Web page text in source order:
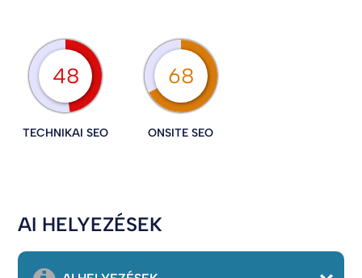
48
TECHNIKAI SEO
68
ONSITE SEO
AI HELYEZÉSEK